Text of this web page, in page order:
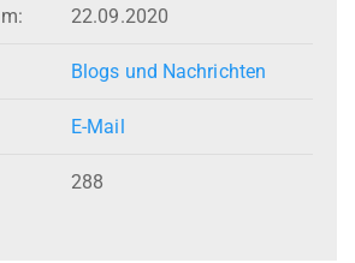
22.09.2020
Blogs und Nachrichten
E-Mail
288